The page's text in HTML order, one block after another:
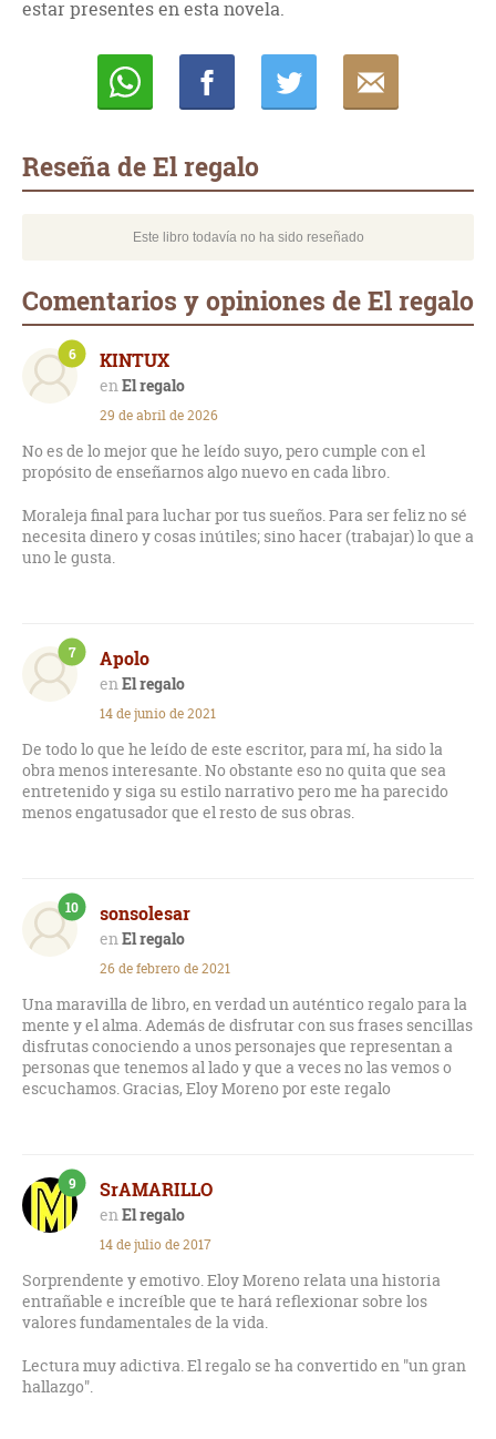
estar presentes en esta novela.
Reseña de El regalo
Este libro todavía no ha sido reseñado
Comentarios y opiniones de El regalo
KINTUX
El regalo
6
29 de abril de 2026
No es de lo mejor que he leído suyo, pero cumple con el
propósito de enseñarnos algo nuevo en cada libro.
Moraleja final para luchar por tus sueños. Para ser feliz no sé
necesita dinero y cosas inútiles; sino hacer (trabajar) lo que a
uno le gusta.
Apolo
El regalo
7
14 de junio de 2021
De todo lo que he leído de este escritor, para mí, ha sido la
obra menos interesante. No obstante eso no quita que sea
entretenido y siga su estilo narrativo pero me ha parecido
menos engatusador que el resto de sus obras.
sonsolesar
El regalo
10
26 de febrero de 2021
Una maravilla de libro, en verdad un auténtico regalo para la
mente y el alma. Además de disfrutar con sus frases sencillas
disfrutas conociendo a unos personajes que representan a
personas que tenemos al lado y que a veces no las vemos o
escuchamos. Gracias, Eloy Moreno por este regalo
SrAMARILLO
El regalo
9
14 de julio de 2017
Sorprendente y emotivo. Eloy Moreno relata una historia
entrañable e increíble que te hará reflexionar sobre los
valores fundamentales de la vida.
Lectura muy adictiva. El regalo se ha convertido en "un gran
hallazgo".